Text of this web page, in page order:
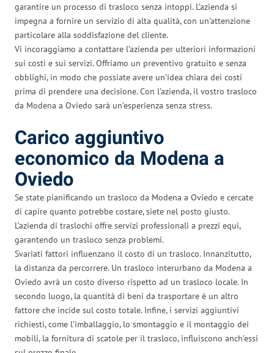
garantire un processo di trasloco senza intoppi. L’azienda si
impegna a fornire un servizio di alta qualità, con un’attenzione
particolare alla soddisfazione del cliente.
Vi incoraggiamo a contattare l’azienda per ulteriori informazioni
sui costi e sui servizi. Offriamo un preventivo gratuito e senza
obblighi, in modo che possiate avere un’idea chiara dei costi
prima di prendere una decisione. Con l’azienda, il vostro trasloco
da Modena a Oviedo sarà un’esperienza senza stress.
Carico aggiuntivo
economico da Modena a
Oviedo
Se state pianificando un trasloco da Modena a Oviedo e cercate
di capire quanto potrebbe costare, siete nel posto giusto.
L’azienda di traslochi offre servizi professionali a prezzi equi,
garantendo un trasloco senza problemi.
Svariati fattori influenzano il costo di un trasloco. Innanzitutto,
la distanza da percorrere. Un trasloco interurbano da Modena a
Oviedo avrà un costo diverso rispetto ad un trasloco locale. In
secondo luogo, la quantità di beni da trasportare è un altro
fattore che incide sul costo totale. Infine, i servizi aggiuntivi
richiesti, come l’imballaggio, lo smontaggio e il montaggio dei
mobili, la fornitura di scatole per il trasloco, influiscono anch’essi